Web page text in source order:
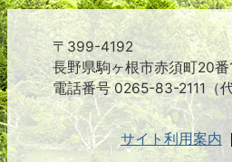
〒399-4192
長野県駒ヶ根市赤須町20番
電話番号 0265-83-2111
サイト利用案内